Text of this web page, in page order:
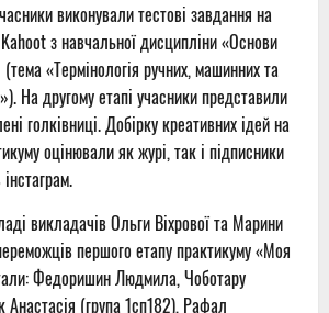
виконували тестові завдання на
з навчальної дисципліни «Основи
(тема «Термінологія ручних, машинних та
На другому етапі учасники представили
голківниці. Добірку креативних ідей на
оцінювали як журі, так і підписники
викладачів Ольги Віхрової та Марини
першого етапу практикуму «Моя
Федоришин Людмила, Чоботару
Анастасія (група 1сп182), Рафал